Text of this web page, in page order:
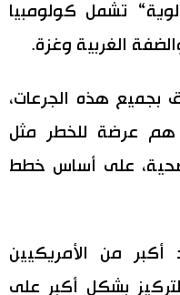
تشمل كولومبيا
الغربية وغزة.
بجميع هذه الجرعات،
هم عرضة للخطر مثل
على أساس خطط
من الأمريكيين
بشكل أكبر على